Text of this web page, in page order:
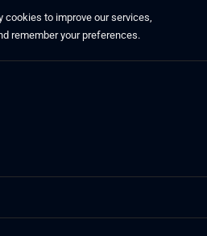
cookies to improve our services,
remember your preferences.